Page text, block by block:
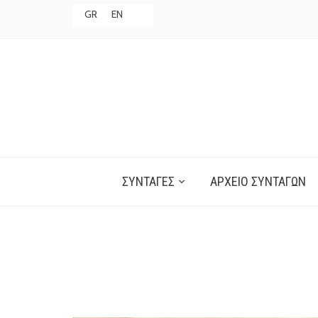
GR EN
ΣΥΝΤΑΓΈΣ ΑΡΧΕΊΟ ΣΥΝΤΑΓΏΝ